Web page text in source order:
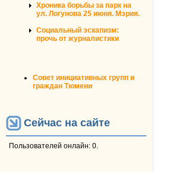
Хроника борьбы за парк на
ул. Логунова 25 июня. Мэрия.
Социальный эскапизм:
прочь от журналистики
Совет инициативных групп и
граждан Тюмени
Сейчас на сайте
Пользователей онлайн: 0.